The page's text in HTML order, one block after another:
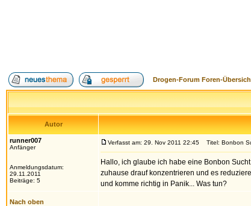
Drogen-Forum Foren-
Autor
runner007
Anfänger
Anmeldungsdatum:
29.11.2011
Beiträge: 5
Verfasst am: 29. Nov 2011 22:45 Titel: Bonbon
Hallo, ich glaube ich habe eine Bonbon
zuhause drauf konzentrieren und es
und komme richtig in Panik... Was tun?
Nach oben